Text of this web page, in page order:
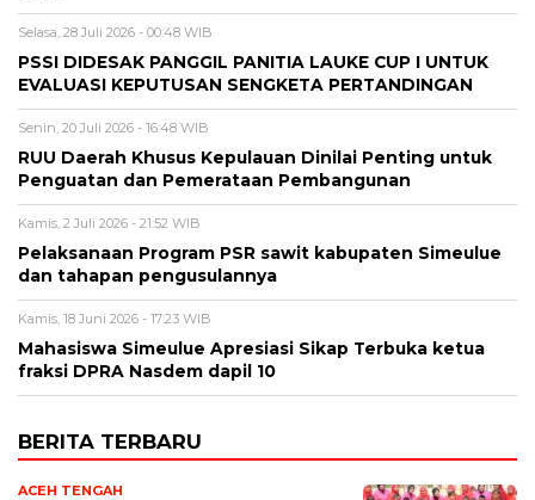
Selasa, 28 Juli 2026 - 00:48 WIB
PSSI DIDESAK PANGGIL PANITIA LAUKE CUP I UNTUK
EVALUASI KEPUTUSAN SENGKETA PERTANDINGAN
Senin, 20 Juli 2026 - 16:48 WIB
RUU Daerah Khusus Kepulauan Dinilai Penting untuk
Penguatan dan Pemerataan Pembangunan
Kamis, 2 Juli 2026 - 21:52 WIB
Pelaksanaan Program PSR sawit kabupaten Simeulue
dan tahapan pengusulannya
Kamis, 18 Juni 2026 - 17:23 WIB
Mahasiswa Simeulue Apresiasi Sikap Terbuka ketua
fraksi DPRA Nasdem dapil 10
BERITA TERBARU
ACEH TENGAH